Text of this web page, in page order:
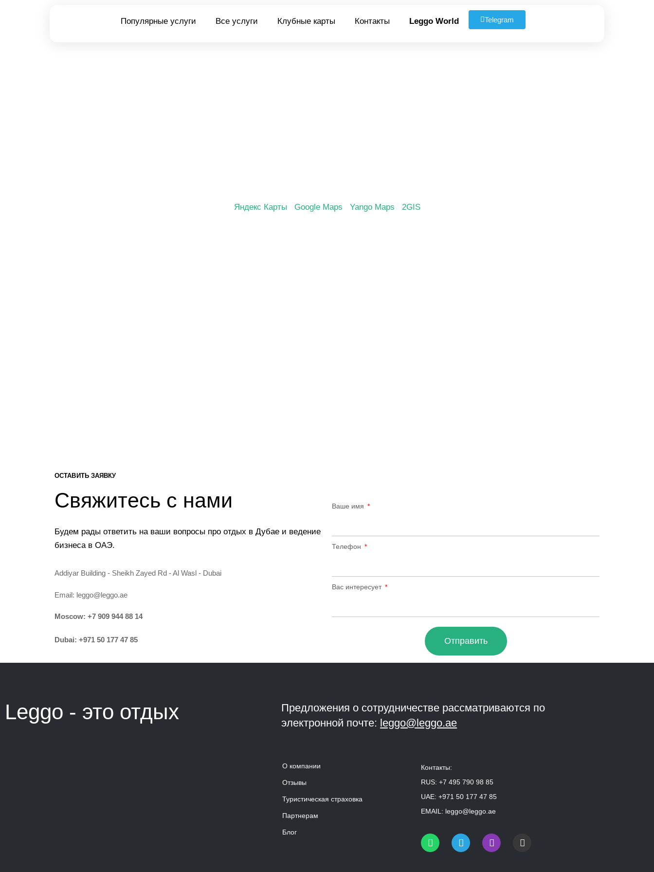
Популярные услуги Все услуги Клубные карты Контакты Leggo World Telegram
Яндекс Карты Google Maps Yango Maps 2GIS
ОСТАВИТЬ ЗАЯВКУ
Свяжитесь с нами
Будем рады ответить на ваши вопросы про отдых в Дубае и ведение
бизнеса в ОАЭ.
Addiyar Building - Sheikh Zayed Rd - Al Wasl - Dubai
Email: leggo@leggo.ae
Moscow: +7 909 944 88 14
Dubai: +971 50 177 47 85
Ваше имя
Телефон
Вас интересует
Отправить
Leggo - это отдых
Предложения о сотрудничестве рассматриваются по
электронной почте: leggo@leggo.ae
О компании
Отзывы
Туристическая страховка
Партнерам
Блог
Контакты:
RUS: +7 495 790 98 85
UAE: +971 50 177 47 85
EMAIL: leggo@leggo.ae